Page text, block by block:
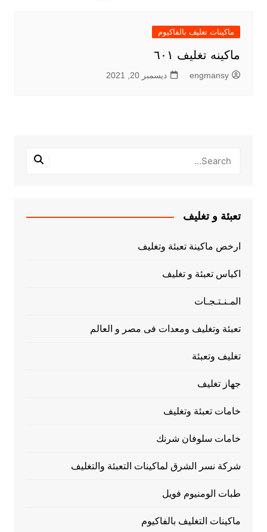
ماكينات تغليف بالفاكيوم
ماكينه تغليف ٦٠١
engmansy ديسمبر 20, 2021
تعبئة و تغليف
ارخص ماكينة تعبئة وتغليف
اكياس تعبئة و تغليف
المـنـتـجـات
تعبئة وتغليف ومعدات فى مصر و العالم
تغليف وتعبئة
جهاز تغليف
خامات تعبئة وتغليف
خامات سلوفان شرنك
شركة نسر الشرق لماكينات التعبئة والتغليف
طبات الومنيوم فويل
ماكينات التغليف بالفاكيوم